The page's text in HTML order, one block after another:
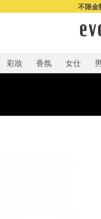
不限金
彩妝 香氛 女仕